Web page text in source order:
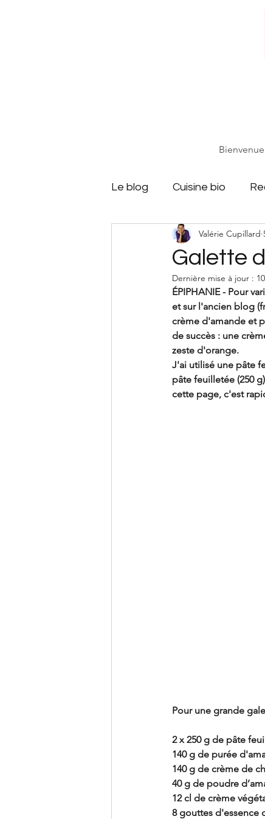
Bienvenue
Le blog Cuisine bio
Galette
Valérie Cupillard
Dernière mise à jour :
ÉPIPHANIE - Pour
et sur l'ancien blog
crème d'amande et
de succès : une
zeste d'orange.
J'ai utilisé une pâte
pâte feuilletée (250
cette page, c'est
Pour une grande
2 x 250 g de pâte
140 g de purée
140 g de crème de
40 g de poudre
12 cl de crème
8 gouttes d'essence